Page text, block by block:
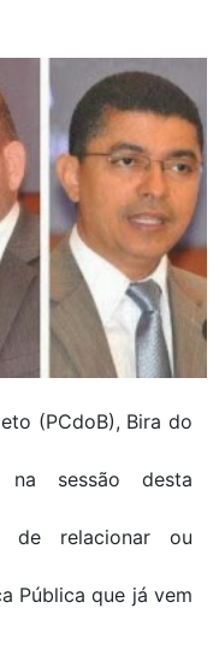
(PCdoB), Bira do
na sessão desta
de relacionar ou
Pública que já vem